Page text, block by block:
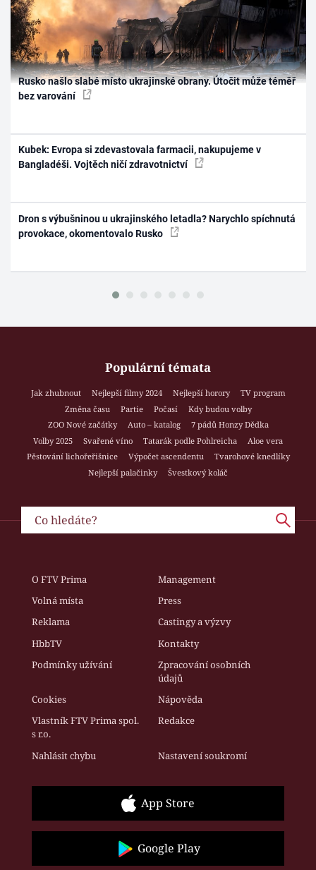
Rusko našlo slabé místo ukrajinské obrany. Útočit může téměř
bez varování
Kubek: Evropa si zdevastovala farmacii, nakupujeme v
Bangladéši. Vojtěch ničí zdravotnictví
Dron s výbušninou u ukrajinského letadla? Narychlo spíchnutá
provokace, okomentovalo Rusko
Populární témata
Jak zhubnout Nejlepší filmy 2024 Nejlepší horory
TV program
Změna času
Partie Počasí
Kdy budou volby
ZOO Nové začátky
Auto – katalog
7 pádů Honzy Dědka
Volby 2025
Svařené víno Tatarák podle Pohlreicha
Aloe vera
Pěstování lichořeřišnice
Výpočet ascendentu
Tvarohové knedlíky
Nejlepší palačinky
Švestkový koláč
O FTV Prima
Management
Volná místa
Press
Reklama
Castingy a výzvy
HbbTV
Kontakty
Podmínky užívání
Zpracování osobních
údajů
Cookies
Nápověda
Vlastník FTV Prima spol.
s r.o.
Redakce
Nahlásit chybu Nastavení soukromí
App Store
Google Play